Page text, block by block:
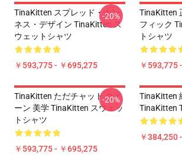
TinaKitten スプレッド・キン
ネス・デザイン TinaKitten ス
ウェットシャツ
￥593,775 - ￥695,275
-20%
TinaKitten
フィック
トシャツ
￥593,775
TinaKitten ただチャット クイ
ーン 美学 TinaKitten スウェッ
トシャツ
￥593,775 - ￥695,275
-20%
TinaKitten
TinaKitten
￥384,250